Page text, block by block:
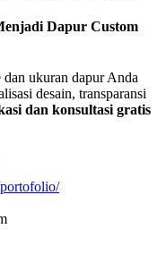
Dapur Custom
ukuran dapur Anda
desain, transparansi
dan konsultasi gratis